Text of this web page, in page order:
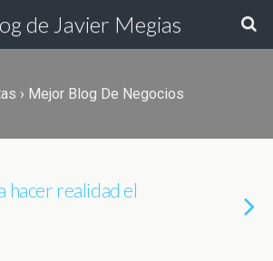
de Javier Megias
› Mejor Blog De Negocios
hacer realidad el